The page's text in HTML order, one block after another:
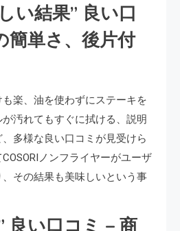
い結果” 良い口
簡単さ、後片付
楽、油を使わずにステーキを
汚れてもすぐに拭ける、説明
多様な良い口コミが見受けら
ノンフライヤーがユーザ
その結果も美味しいという事
良い口コミ – 商